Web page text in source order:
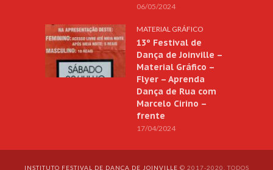
06/05/2024
MATERIAL GRÁFICO
13º Festival de
Dança de Joinville –
Material Gráfico –
Flyer – Aprenda
Dança de Rua com
Marcelo Cirino –
frente
17/04/2024
INSTITUTO FESTIVAL DE DANÇA DE JOINVILLE © 2017-2020. TODOS